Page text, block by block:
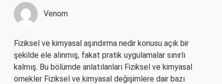
Venom
Fiziksel ve kimyasal aşındırma nedir konusu açık bir
şekilde ele alınmış, fakat pratik uygulamalar sınırlı
kalmış. Bu bölümde anlatılanları Fiziksel ve kimyasal
örnekler Fiziksel ve kimyasal değişimlere dair bazı